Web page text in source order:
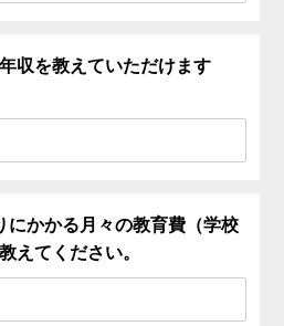
収を教えていただけます
にかかる月々の教育費（学校
えてください。